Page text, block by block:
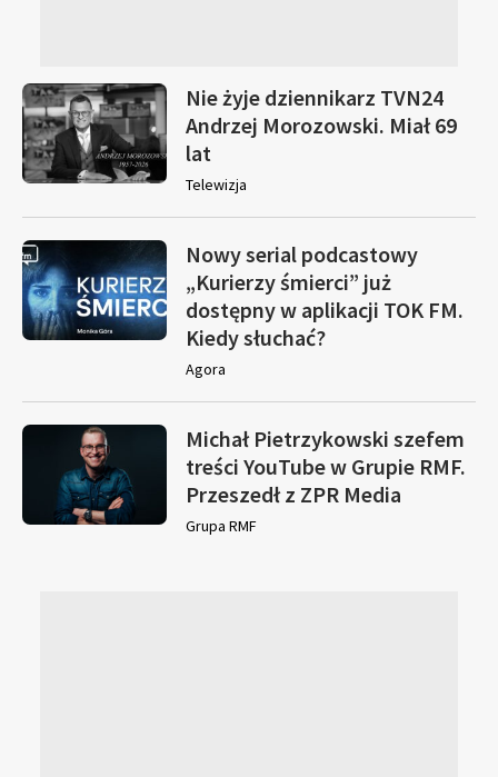
Nie żyje dziennikarz TVN24
Andrzej Morozowski. Miał 69
lat
Telewizja
Nowy serial podcastowy
„Kurierzy śmierci” już
dostępny w aplikacji TOK FM.
Kiedy słuchać?
Agora
Michał Pietrzykowski szefem
treści YouTube w Grupie RMF.
Przeszedł z ZPR Media
Grupa RMF